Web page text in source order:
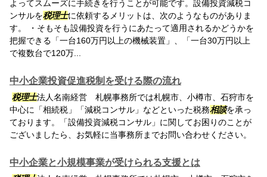
よってスムーズに手続きを行うことが可能です。設備投資減税コ
ンサルを税理士に依頼するメリットは、次のようなものがありま
す。 ・そもそも設備投資を行うにあたって適用されるかどうかを
把握できる「一台160万円以上の機械装置」、「一台30万円以上
で複数台で120万...
中小企業投資促進税制を受ける際の流れ
税理士法人名南経営 札幌事務所では札幌市、小樽市、石狩市を
中心に「相続税」「減税コンサル」などといった税務相談を承っ
ております。「設備投資減税コンサル」に関してお困りのことが
ございましたら、お気軽に当事務所までお問い合わせください。
中小企業と小規模事業が受けられる支援とは